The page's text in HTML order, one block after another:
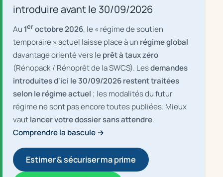
introduire avant le 30/09/2026
Au 1eroctobre 2026, le « régime de soutien
temporaire » actuel laisse place à un régime global
davantage orienté vers leprêt à taux zéro
(Rénopack / Rénoprêt de la SWCS). Lesdemandes
introduites d'ici le 30/09/2026 restent traitées
selon le régime actuel ; les modalités du futur
régime ne sont pas encore toutes publiées. Mieux
vautlancer votre dossier sans attendre.
Comprendre la bascule →
Estimer & sécuriser ma prime